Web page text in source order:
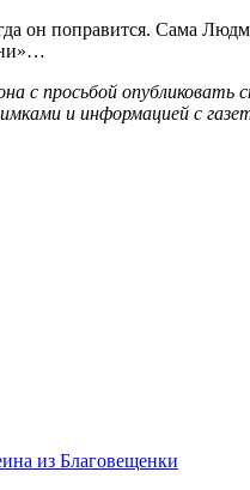
он поправится. Сама
с просьбой
и информацией с
из Благовещенки